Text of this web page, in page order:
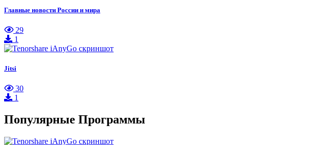
Главные новости России и мира
29
1
Jitsi
30
1
Популярные Программы